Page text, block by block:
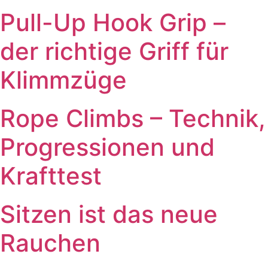
Pull-Up Hook Grip –
der richtige Griff für
Klimmzüge
Rope Climbs – Technik,
Progressionen und
Krafttest
Sitzen ist das neue
Rauchen